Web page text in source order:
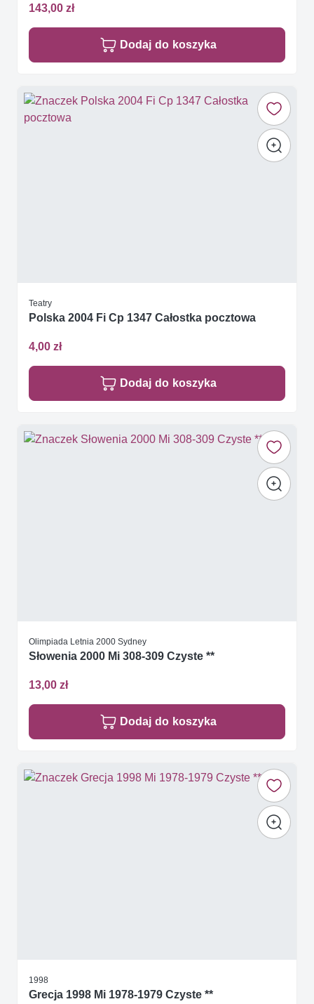
143,00 zł
Dodaj do koszyka
Teatry
Polska 2004 Fi Cp 1347 Całostka pocztowa
4,00 zł
Dodaj do koszyka
Olimpiada Letnia 2000 Sydney
Słowenia 2000 Mi 308-309 Czyste **
13,00 zł
Dodaj do koszyka
1998
Grecja 1998 Mi 1978-1979 Czyste **